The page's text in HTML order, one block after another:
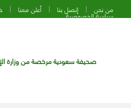
من نحن إتصل بنا أعلن معنا
سياسة الخصوصية
صحيفة سعودية مرخصة من وزارة